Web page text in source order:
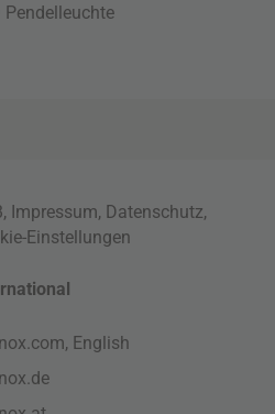
Pendelleuchte
, Impressum, Datenschutz,
Einstellungen
English